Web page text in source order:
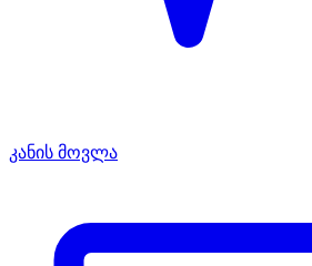
კანის მოვლა